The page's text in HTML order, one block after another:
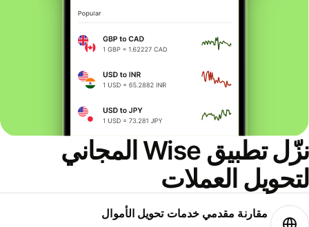
نزّل تطبيق Wise المجاني
العملات
مقارنة مقدمي خدمات تحويل الأموال